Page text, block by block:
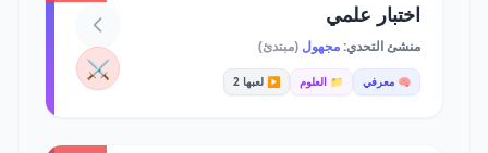
اختبار علمي
منشئ التحدي:مجهول (مبتدئ)
🧠 معرفي 📁 العلوم ▶️ لعبها 2 ⚔️